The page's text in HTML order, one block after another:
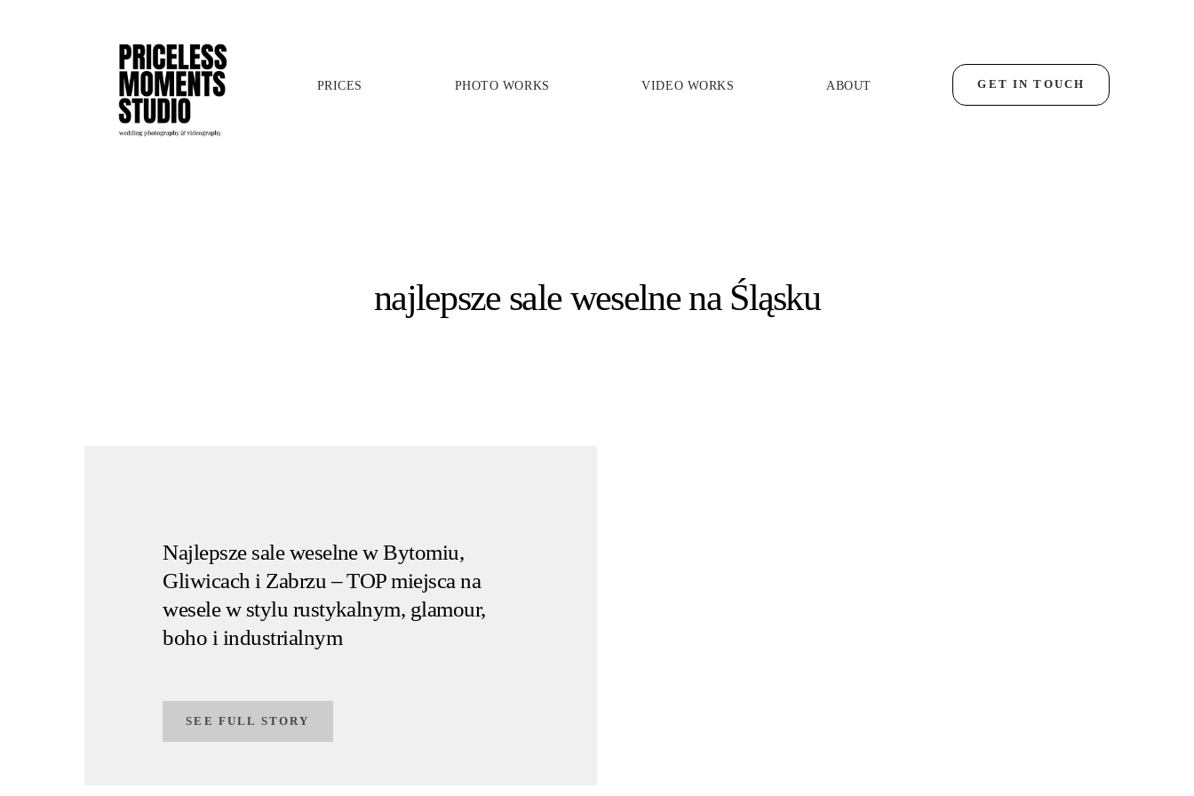
PRICES PHOTO WORKS VIDEO WORKS ABOUT GET IN TOUCH
najlepsze sale weselne na Śląsku
Najlepsze sale weselne w Bytomiu,
Gliwicach i Zabrzu – TOP miejsca na
wesele w stylu rustykalnym, glamour,
boho i industrialnym
SEE FULL STORY